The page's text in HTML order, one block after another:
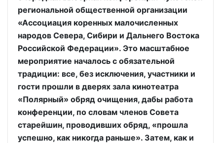
региональной общественной организации
«Ассоциация коренных малочисленных
народов Севера, Сибири и Дальнего Востока
Российской Федерации». Это масштабное
мероприятие началось с обязательной
традиции: все, без исключения, участники и
гости прошли в дверях зала кинотеатра
«Полярный» обряд очищения, дабы работа
конференции, по словам членов Совета
старейшин, проводивших обряд, «прошла
успешно, как никогда раньше». Затем, как и